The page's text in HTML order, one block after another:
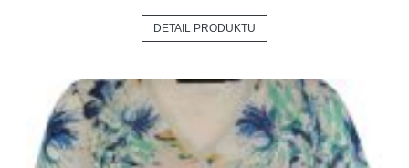
DETAIL PRODUKTU